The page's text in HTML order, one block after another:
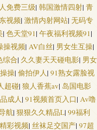
利 91熟妇网站 美日韩A级大片
线 欧美不卡网 欧美日韩交配网
影片网址 激情影院A片 日韩一
大香蕉网伊 伊人精品伊 国产一
免费三级| 韩国激情四射| 青
视频| 激情内射网站| 无码专
| 色天堂91| 午夜福利视频91|
操视频| AV白丝| 男女生互操|
综合| 久久妻天天碰电影| 男女
操| 偷拍伊人| 91熟女露脸视
超碰| 狼人香蕉av| 岛国电影
成人| 91视频首页入口| Av噜
航| 狠狠久久精品L| 99福利
彩视频| 丝袜足交国产| 97超